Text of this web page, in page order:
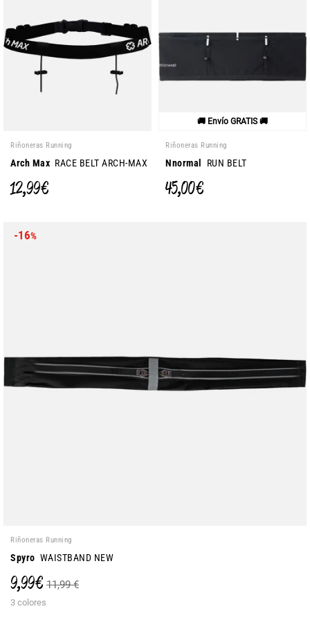
Riñoneras Running
Arch Max RACE BELT ARCH-MAX
12,99 €
🚚 Envío GRATIS 🚚
Riñoneras Running
Nnormal RUN BELT
45,00 €
-16%
Riñoneras Running
Spyro WAISTBAND NEW
9,99 € 11,99 €
3 colores